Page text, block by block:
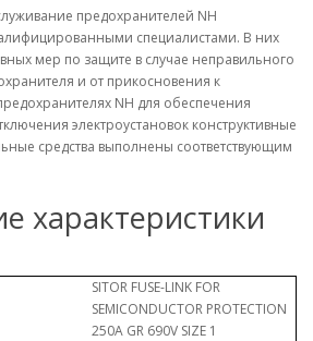
предохранителей NH
специалистами. В них
мер по защите в случае неправильного
и от прикосновения к
NH для обеспечения
электроустановок конструктивные
средства выполнены соответствующим
характеристики
SITOR FUSE-LINK FOR
SEMICONDUCTOR PROTECTION
250A GR 690V SIZE 1